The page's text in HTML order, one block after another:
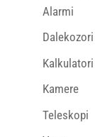
Alarmi
Dalekozori
Kalkulatori
Kamere
Teleskopi